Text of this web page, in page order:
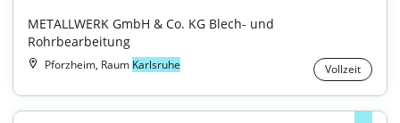
METALLWERK GmbH & Co. KG Blech- und
Rohrbearbeitung
Pforzheim, Raum Karlsruhe Vollzeit